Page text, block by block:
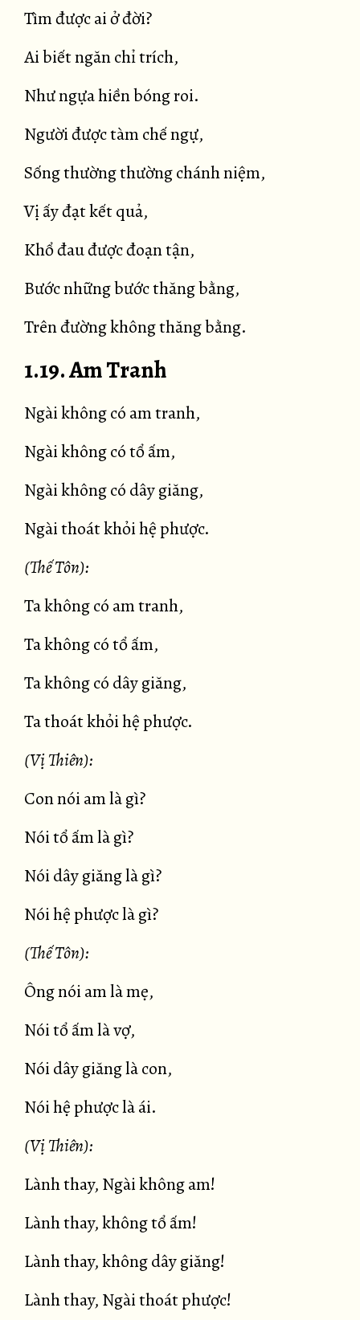
Tìm được ai ở đời?
Ai biết ngăn chỉ trích,
Như ngựa hiền bóng roi.
Người được tàm chế ngự,
Sống thường thường chánh niệm,
Vị ấy đạt kết quả,
Khổ đau được đoạn tận,
Bước những bước thăng bằng,
Trên đường không thăng bằng.
1.19. Am Tranh
Ngài không có am tranh,
Ngài không có tổ ấm,
Ngài không có dây giăng,
Ngài thoát khỏi hệ phược.
(Thế Tôn):
Ta không có am tranh,
Ta không có tổ ấm,
Ta không có dây giăng,
Ta thoát khỏi hệ phược.
(Vị Thiên):
Con nói am là gì?
Nói tổ ấm là gì?
Nói dây giăng là gì?
Nói hệ phược là gì?
(Thế Tôn):
Ông nói am là mẹ,
Nói tổ ấm là vợ,
Nói dây giăng là con,
Nói hệ phược là ái.
(Vị Thiên):
Lành thay, Ngài không am!
Lành thay, không tổ ấm!
Lành thay, không dây giăng!
Lành thay, Ngài thoát phược!